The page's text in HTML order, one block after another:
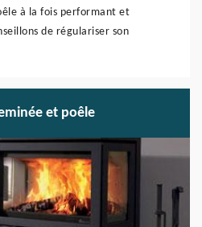
à la fois performant et
de régulariser son
et poêle